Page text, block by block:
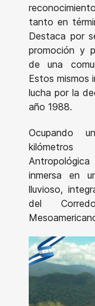
tanto en
Destaca por
promoción y
de una
Estos mismos
lucha por la
año 1988.
Ocupando
kilómetros
inmersa en
lluvioso,
del